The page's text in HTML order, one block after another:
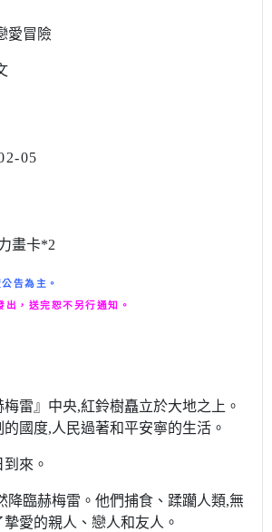
愛冒險
05
畫卡*2
告為主。
，送完恕不另行通知。
梅雷』中央,紅鈴樹矗立於大地之上。
國度,人民過著和平安寧的生活。
來。
降臨赫梅雷。他們捕食、蹂躪人類,無
愛的親人、戀人和友人。